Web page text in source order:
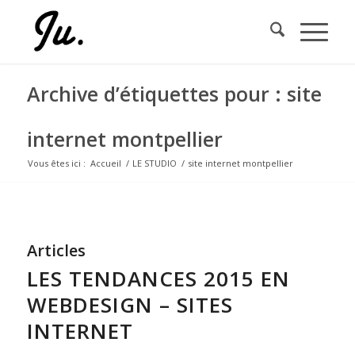
Archive d’étiquettes pour : site
internet montpellier
Vous êtes ici : Accueil / LE STUDIO / site internet montpellier
Articles
LES TENDANCES 2015 EN
WEBDESIGN – SITES
INTERNET